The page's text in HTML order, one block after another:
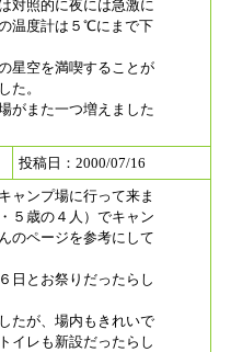
対照的に夜には急激に
温度計は５℃にまで下
星空を満喫することが
た。
がまた一つ増えました
投稿日：2000/07/16
ャンプ場に行って来ま
５歳の４人）でキャン
のページを参考にして
日とお祭りだったらし
たが、場内もきれいで
イレも新設だったらし